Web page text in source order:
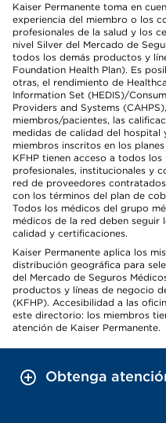
Kaiser Permanente toma en
experiencia del miembro o los
profesionales de la salud y los
nivel Silver del Mercado de
todos los demás productos y
Foundation Health Plan). Es
otras, el rendimiento de
Information Set (HEDIS)/
Providers and Systems
miembros/pacientes, las
medidas de calidad del hospital
miembros inscritos en los
KFHP tienen acceso a todos
profesionales, institucionales y
red de proveedores
con los términos del plan de
Todos los médicos del grupo
médicos de la red deben seguir
calidad y certificaciones.
Kaiser Permanente aplica los
distribución geográfica para
del Mercado de Seguros
productos y líneas de negocio
(KFHP). Accesibilidad a las
este directorio: los miembros
atención de Kaiser Permanente.
Obtenga